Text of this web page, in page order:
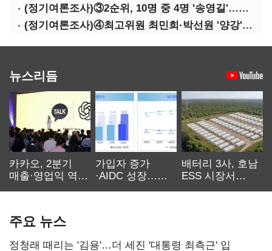
(정기여론조사)③2순위, 10명 중 4명 '송영길'…정청래 '한 자릿수'
(정기여론조사)④최고위원 최민희·박선원 '양강'…서미화·이성윤·임미애 뒤이어
뉴스리듬
카카오, 2분기
매출·영업익 역대
가입자 증가
·AIDC 성장…
배터리 3사, 호남
ESS 시장서
주요 뉴스
정청래 때리는 '김용'…더 세진 '대통령 최측근' 입